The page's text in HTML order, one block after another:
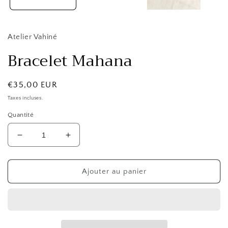
Atelier Vahiné
Bracelet Mahana
Prix
habituel
€35,00 EUR
Taxes incluses.
Quantité
Réduire
la
quantité
Bracelet
Augmenter
la
quantité
Bracelet
Ajouter au panier